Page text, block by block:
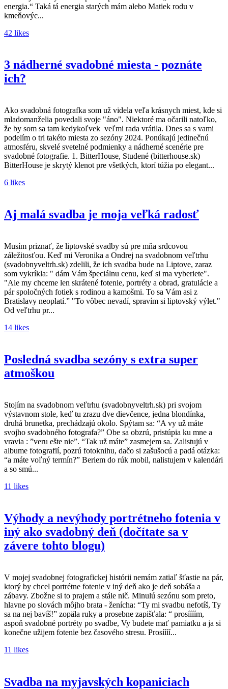
energia.“ Taká tá energia starých mám alebo Matiek rodu v
kmeňovýc...
42 likes
3 nádherné svadobné miesta - poznáte
ich?
Ako svadobná fotografka som už videla veľa krásnych miest, kde si
mladomanželia povedali svoje "áno". Niektoré ma očarili natoľko,
že by som sa tam kedykoľvek veľmi rada vrátila. Dnes sa s vami
podelím o tri takéto miesta zo sezóny 2024. Ponúkajú jedinečnú
atmosféru, skvelé svetelné podmienky a nádherné scenérie pre
svadobné fotografie. 1. BitterHouse, Studené (bitterhouse.sk)
BitterHouse je skrytý klenot pre všetkých, ktorí túžia po elegant...
6 likes
Aj malá svadba je moja veľká radosť
Musím priznať, že liptovské svadby sú pre mňa srdcovou
záležitosťou. Keď mi Veronika a Ondrej na svadobnom veľtrhu
(svadobnyveltrh.sk) zdelili, že ich svadba bude na Liptove, zaraz
som vykríkla: " dám Vám špeciálnu cenu, keď si ma vyberiete".
"Ale my chceme len skrátené fotenie, portréty a obrad, gratulácie a
pár spoločných fotiek s rodinou a kamošmi. To sa Vám asi z
Bratislavy neoplatí.” "To vôbec nevadí, spravím si liptovský výlet."
Od veľtrhu pr...
14 likes
Posledná svadba sezóny s extra super
atmoškou
Stojím na svadobnom veľtrhu (svadobnyveltrh.sk) pri svojom
výstavnom stole, keď tu zrazu dve dievčence, jedna blondínka,
druhá brunetka, prechádzajú okolo. Spýtam sa: “A vy už máte
svojho svadobného fotografa?” Obe sa obzrú, pristúpia ku mne a
vravia : ”veru ešte nie”. “Tak už máte” zasmejem sa. Zalistujú v
albume fotografií, pozrú fotoknihu, dačo si zašušocú a padá otázka:
“a máte voľný termín?” Beriem do rúk mobil, nalistujem v kalendári
a so smú...
11 likes
Výhody a nevýhody portrétneho fotenia v
iný ako svadobný deň (dočítate sa v
závere tohto blogu)
V mojej svadobnej fotografickej histórii nemám zatiaľ šťastie na pár,
ktorý by chcel portrétne fotenie v iný deň ako je deň sobáša a
zábavy. Zbožne si to prajem a stále nič. Minulú sezónu som preto,
hlavne po slovách môjho brata - ženícha: “Ty mi svadbu nefotíš, Ty
sa na nej bavíš!” zopäla ruky a prosebne zapišťala: “ prosíííím,
aspoň svadobné portréty po svadbe, Vy budete mať pamiatku a ja si
konečne užijem fotenie bez časového stresu. Prosíííí...
11 likes
Svadba na myjavských kopaniciach